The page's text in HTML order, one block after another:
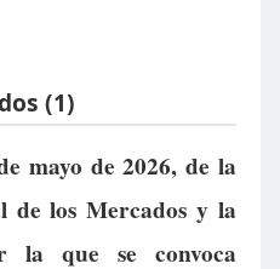
(1)
mayo de 2026, de la
de los Mercados y la
la que se convoca